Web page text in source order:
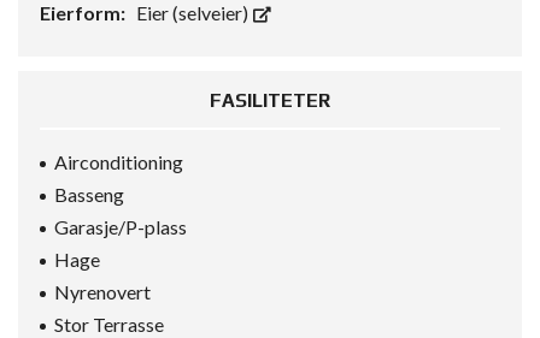
Eierform: Eier (selveier)
FASILITETER
Airconditioning
Basseng
Garasje/P-plass
Hage
Nyrenovert
Stor Terrasse